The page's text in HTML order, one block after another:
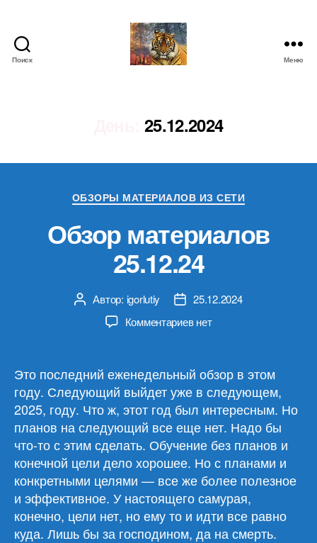
Поиск Меню
25.12.2024
Рубрики
ОБЗОРЫ МАТЕРИАЛОВ ИЗ СЕТИ
Обзор материалов
25.12.24
Автор
записи
Автор: igorlutiy
Дата25.12.2024
Комментариевк
материалов
25.12.24
нет
Это последний еженедельный обзор в этом
году. Следующий выйдет уже в следующем,
2025, году. Что ж, этот год был интересным. Но
планов на следующий все еще нет. Надо бы
что-то с этим сделать. Обучение без планов и
конечной цели дело хорошее. Но с планами и
конкретными целями — все же более полезное
и эффективное. У настоящего самурая,
конечно, цели нет, но ему то и идти все равно
куда. Лишь бы за господином, да на смерть.